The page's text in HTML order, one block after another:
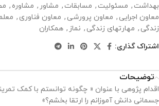
بهداشت , مسئولیت , مسابقات , مشاور , مشاوره ,
معاون اجرایی , معاون پرورشی , معاون فناوری ,
زندگی , مهارتهای زندگی , نماز , همکاران
اشتراک گذاری:
توضیحات
اقدام پژوهی با عنوان « چگونه توانستم با کمک
جسمانی دانش آموزانم را ارتقا بخشم؟»